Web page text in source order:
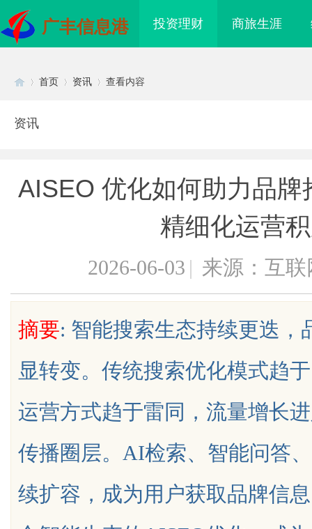
广丰信息港 投资理财 商旅生涯
uz
首页 资讯 查看内容
资讯
AISEO 优化如何助力品
精细化运营
2026-06-03 | 来源：互联
摘要: 智能搜索生态持续更迭，
显转变。传统搜索优化模式趋
运营方式趋于雷同，流量增长
传播圈层。AI检索、智能问答
续扩容，成为用户获取品牌信